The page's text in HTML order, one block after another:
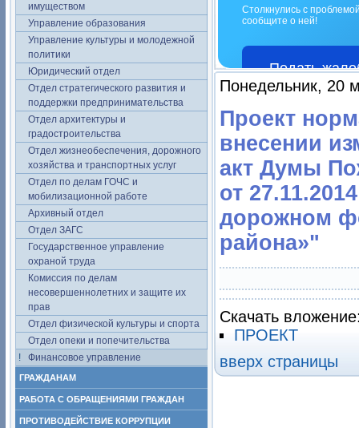
имуществом
Управление образования
Управление культуры и молодежной
политики
Юридический отдел
Отдел стратегического развития и
поддержки предпринимательства
Отдел архитектуры и
градостроительства
Отдел жизнеобеспечения, дорожного
хозяйства и транспортных услуг
Отдел по делам ГОЧС и
мобилизационной работе
Архивный отдел
Отдел ЗАГС
Государственное управление
охраной труда
Комиссия по делам
несовершеннолетних и защите их
прав
Отдел физической культуры и спорта
Отдел опеки и попечительства
Финансовое управление
ГРАЖДАНАМ
РАБОТА С ОБРАЩЕНИЯМИ ГРАЖДАН
ПРОТИВОДЕЙСТВИЕ КОРРУПЦИИ
Столкнулись с
сообщите о ней!
Подать
Понедельник, 20
Проект
внесении
акт Думы
от
дорожном
района»"
Скачать
ПРОЕКТ
вверх страницы